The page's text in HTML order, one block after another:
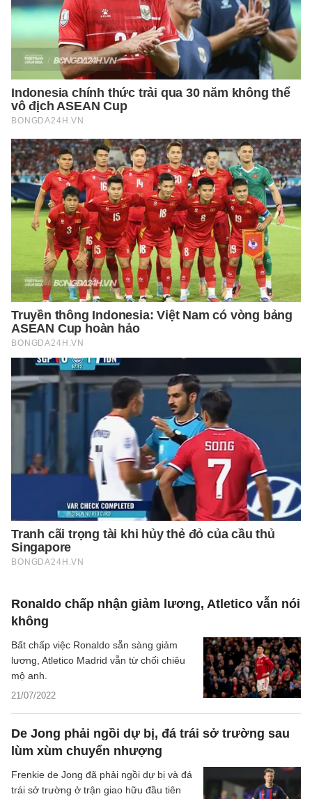
Ronaldo chấp nhận giảm lương, Atletico vẫn nói
không
21/07/2022
Bất chấp việc Ronaldo sẵn sàng giảm
lương, Atletico Madrid vẫn từ chối chiêu
mộ anh.
De Jong phải ngồi dự bị, đá trái sở trường sau
lùm xùm chuyển nhượng
Frenkie de Jong đã phải ngồi dự bị và đá
trái sở trường ở trận giao hữu đầu tiên